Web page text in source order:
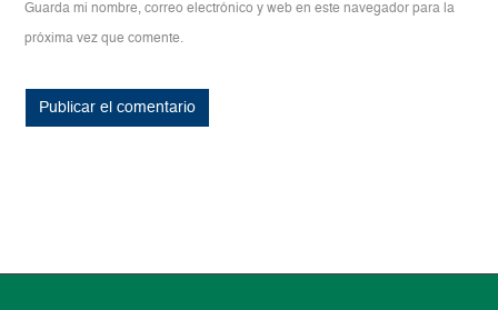
Guarda mi nombre, correo electrónico y web en este navegador para la
próxima vez que comente.